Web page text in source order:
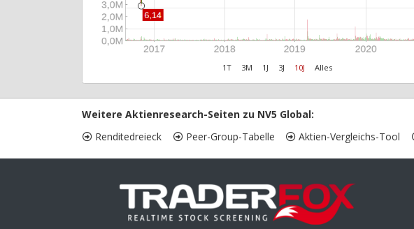
1T 3M 1J 3J 10J Alles
Weitere Aktienresearch-Seiten zu NV5 Global:
Renditedreieck
Peer-Group-Tabelle Aktien-Vergleichs-Tool